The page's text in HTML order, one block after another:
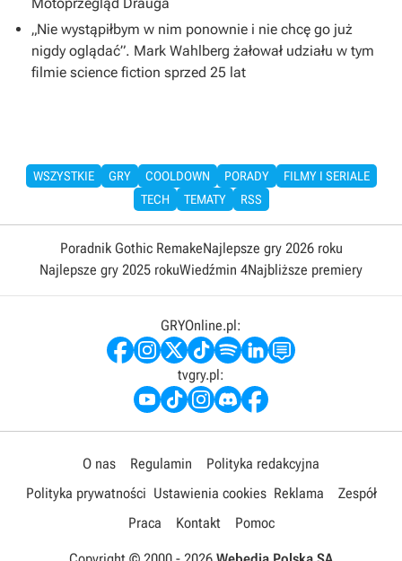
„Nie wystąpiłbym w nim ponownie i nie chcę go już
nigdy oglądać”. Mark Wahlberg żałował udziału w tym
filmie science fiction sprzed 25 lat
WSZYSTKIE GRY COOLDOWN PORADY
FILMY I SERIALE
TECH
TEMATY RSS
Poradnik Gothic RemakeNajlepsze gry 2026 roku
Najlepsze gry 2025 rokuWiedźmin 4Najbliższe premiery
GRYOnline.pl:
tvgry.pl:
O nas Regulamin
Polityka redakcyjna
Polityka prywatności Ustawienia cookies Reklama
Zespół
Praca
Kontakt Pomoc